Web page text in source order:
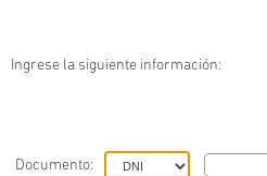
Ingrese la siguiente información:
Documento: